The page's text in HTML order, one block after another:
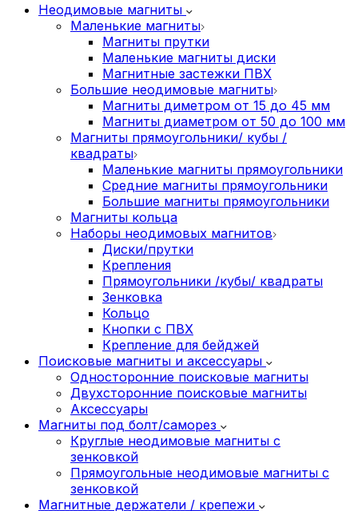
Неодимовые магниты
Маленькие магниты
Магниты прутки
Маленькие магниты диски
Магнитные застежки ПВХ
Большие неодимовые магниты
Магниты диметром от 15 до 45 мм
Магниты диаметром от 50 до 100 мм
Магниты прямоугольники/ кубы /
квадраты
Маленькие магниты прямоугольники
Средние магниты прямоугольники
Большие магниты прямоугольники
Магниты кольца
Наборы неодимовых магнитов
Диски/прутки
Крепления
Прямоугольники /кубы/ квадраты
Зенковка
Кольцо
Кнопки с ПВХ
Крепление для бейджей
Поисковые магниты и аксессуары
Односторонние поисковые магниты
Двухсторонние поисковые магниты
Аксессуары
Магниты под болт/саморез
Круглые неодимовые магниты с
зенковкой
Прямоугольные неодимовые магниты с
зенковкой
Магнитные держатели / крепежи